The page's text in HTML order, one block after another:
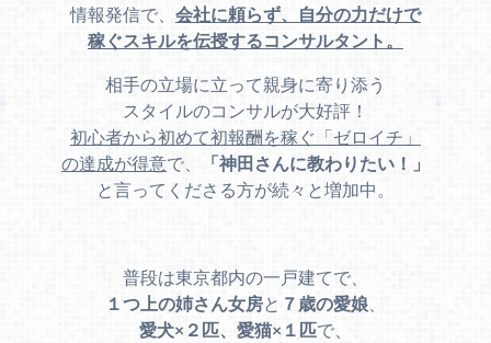
情報発信で、 会社に頼らず、自分の力だけで
稼ぐスキルを伝授するコンサルタント。
相手の立場に立って親身に寄り添う
スタイルのコンサルが大好評！
初心者から初めて初報酬を稼ぐ「ゼロイチ」
の達成が得意で、
「神田さんに教わりたい！」
と言ってくださる方が続々と増加中。
普段は東京都内の一戸建てで、
１つ上の姉さん女房と ７歳の愛娘、
愛犬×２匹、愛猫×１匹で、